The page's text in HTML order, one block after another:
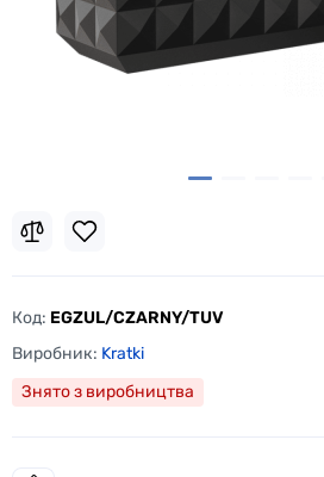
Код: EGZUL/CZARNY/TUV
Виробник: Kratki
Знято з виробництва